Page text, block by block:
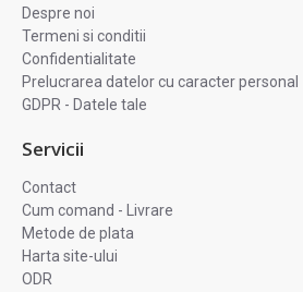
Despre noi
Termeni si conditii
Confidentialitate
Prelucrarea datelor cu caracter personal
GDPR - Datele tale
Servicii
Contact
Cum comand - Livrare
Metode de plata
Harta site-ului
ODR